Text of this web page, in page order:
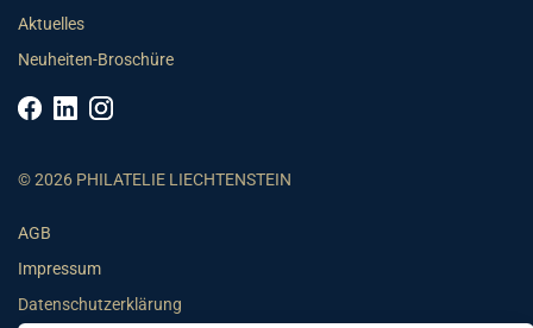
Aktuelles
Neuheiten-Broschüre
© 2026 PHILATELIE LIECHTENSTEIN
AGB
Impressum
Datenschutzerklärung